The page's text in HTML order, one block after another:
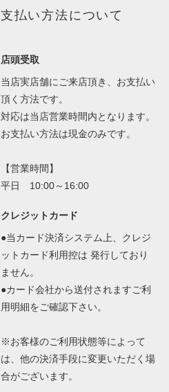
支払い方法について
店頭受取
当店実店舗にご来店頂き、お支払い
頂く方法です。
対応は当店営業時間内となります。
お支払い方法は現金のみです。
【営業時間】
平日 10:00～16:00
クレジットカード
●当カード決済システム上、クレジ
ットカード利用控は 発行しており
ません。
●カード会社から送付されますご利
用明細をご確認下さい。
※お客様のご利用状態等によって
は、他の決済手段に変更いただく場
合がございます。